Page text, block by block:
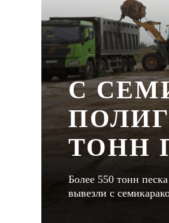
С
ТОНН
Более 550 тонн
вывезли с